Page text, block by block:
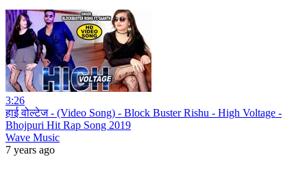
3:26
हाई वोल्टेज - (Video Song) - Block Buster Rishu - High Voltage -
Bhojpuri Hit Rap Song 2019
Wave Music
7 years ago